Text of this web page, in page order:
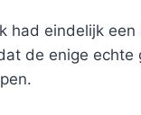
had eindelijk
de enige